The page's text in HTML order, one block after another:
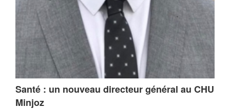
Santé : un nouveau directeur général au CHU
Minjoz